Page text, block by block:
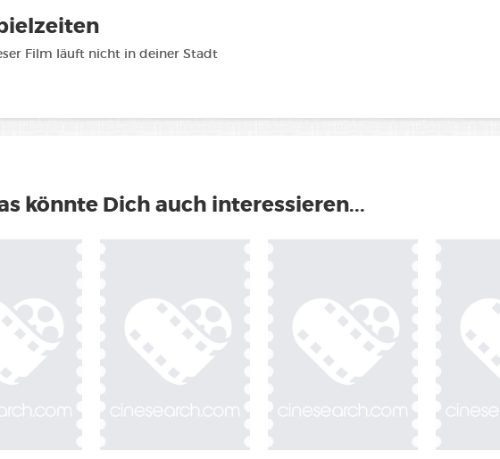
Film läuft nicht in deiner Stadt
könnte Dich auch interessieren...